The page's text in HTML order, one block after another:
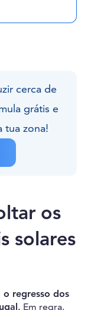
cerca de
grátis e
tua zona!
os
solares
regresso dos
Em regra,